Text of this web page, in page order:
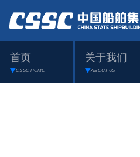
首页
CSSC HOME
关于我们
ABOUT US